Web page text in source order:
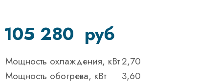
105 280 руб
Мощность охлаждения, кВт2,70
Мощность обогрева, кВт
3,60